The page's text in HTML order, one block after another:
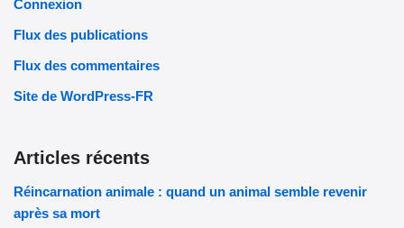
Connexion
Flux des publications
Flux des commentaires
Site de WordPress-FR
Articles récents
Réincarnation animale : quand un animal semble revenir
après sa mort